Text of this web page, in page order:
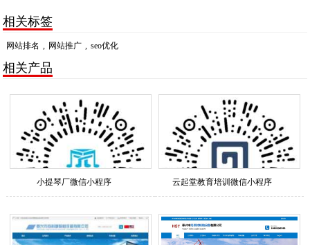
相关标签
网站排名 网站推广 seo优化
相关产品
小提琴厂微信小程序 云起堂教育培训微信小程序